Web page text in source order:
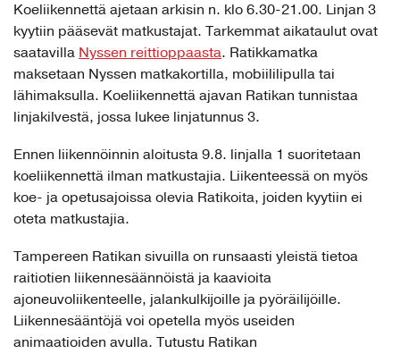
Koeliikennettä ajetaan arkisin n. klo 6.30-21.00. Linjan 3
kyytiin pääsevät matkustajat. Tarkemmat aikataulut ovat
saatavilla Nyssen reittioppaasta. Ratikkamatka
maksetaan Nyssen matkakortilla, mobiililipulla tai
lähimaksulla. Koeliikennettä ajavan Ratikan tunnistaa
linjakilvestä, jossa lukee linjatunnus 3.
Ennen liikennöinnin aloitusta 9.8. linjalla 1 suoritetaan
koeliikennettä ilman matkustajia. Liikenteessä on myös
koe- ja opetusajoissa olevia Ratikoita, joiden kyytiin ei
oteta matkustajia.
Tampereen Ratikan sivuilla on runsaasti yleistä tietoa
raitiotien liikennesäännöistä ja kaavioita
ajoneuvoliikenteelle, jalankulkijoille ja pyöräilijöille.
Liikennesääntöjä voi opetella myös useiden
animaatioiden avulla. Tutustu Ratikan